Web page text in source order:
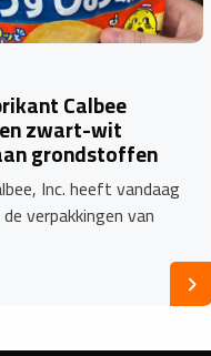
Calbee
zwart-wit
grondstoffen
Inc. heeft vandaag
verpakkingen van